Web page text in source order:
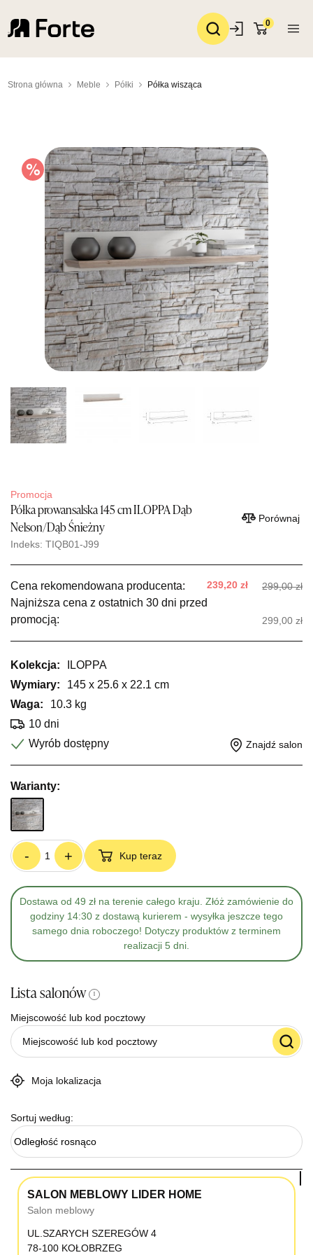
0
Strona główna Meble Półki Półka wisząca
Promocja
Półka prowansalska 145 cm ILOPPA Dąb
Nelson/Dąb Śnieżny
Indeks: TIQB01-J99
Porównaj
Cena rekomendowana producenta: 239,20 zł 299,00 zł
Najniższa cena z ostatnich 30 dni przed
promocją:
299,00 zł
Kolekcja:
ILOPPA
Wymiary:
145 x 25.6 x 22.1 cm
Waga:
10.3 kg
10 dni
Wyrób dostępny
Znajdź salon
Warianty:
- + Kup teraz
Dostawa od 49 zł na terenie całego kraju. Złóż zamówienie do
godziny 14:30 z dostawą kurierem - wysyłka jeszcze tego
samego dnia roboczego! Dotyczy produktów z terminem
realizacji 5 dni.
Lista salonów i
Miejscowość lub kod pocztowy
Moja lokalizacja
Sortuj według:
Odległość rosnąco
SALON MEBLOWY LIDER HOME
Salon meblowy
UL.SZARYCH SZEREGÓW 4
78-100 KOŁOBRZEG